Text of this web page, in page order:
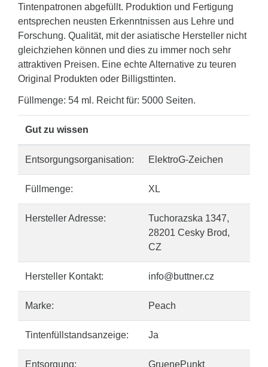
Tintenpatronen abgefüllt. Produktion und Fertigung
entsprechen neusten Erkenntnissen aus Lehre und
Forschung. Qualität, mit der asiatische Hersteller nicht
gleichziehen können und dies zu immer noch sehr
attraktiven Preisen. Eine echte Alternative zu teuren
Original Produkten oder Billigsttinten.
Füllmenge: 54 ml. Reicht für: 5000 Seiten.
Gut zu wissen
Entsorgungsorganisation: ElektroG-Zeichen
Füllmenge: XL
Hersteller Adresse:
Tuchorazska 1347,
28201 Cesky Brod,
CZ
Hersteller Kontakt: info@buttner.cz
Marke: Peach
Tintenfüllstandsanzeige: Ja
Entsorgung: GruenePunkt